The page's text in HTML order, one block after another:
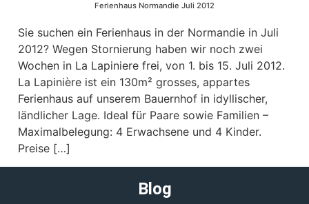
Ferienhaus Normandie Juli 2012
Sie suchen ein Ferienhaus in der Normandie in Juli
2012? Wegen Stornierung haben wir noch zwei
Wochen in La Lapiniere frei, von 1. bis 15. Juli 2012.
La Lapinière ist ein 130m² grosses, appartes
Ferienhaus auf unserem Bauernhof in idyllischer,
ländlicher Lage. Ideal für Paare sowie Familien –
Maximalbelegung: 4 Erwachsene und 4 Kinder.
Preise […]
Blog